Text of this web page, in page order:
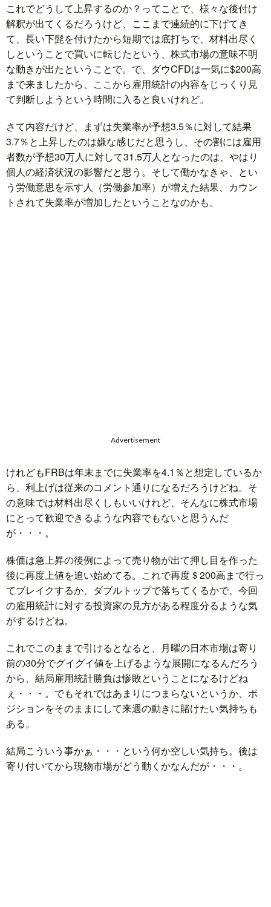
これでどうして上昇するのか？ってことで、様々な後付け
解釈が出てくるだろうけど、ここまで連続的に下げてき
て、長い下髭を付けたから短期では底打ちで、材料出尽く
しということで買いに転じたという、株式市場の意味不明
な動きが出たということで。で、ダウCFDは一気に$200高
まで来ましたから、ここから雇用統計の内容をじっくり見
て判断しようという時間に入ると良いけれど。
さて内容だけど、まずは失業率が予想3.5％に対して結果
3.7％と上昇したのは嫌な感じだと思うし、その割には雇用
者数が予想30万人に対して31.5万人となったのは、やはり
個人の経済状況の影響だと思う。そして働かなきゃ、とい
う労働意思を示す人（労働参加率）が増えた結果、カウン
トされて失業率が増加したということなのかも。
Advertisement
けれどもFRBは年末までに失業率を4.1％と想定しているか
ら、利上げは従来のコメント通りになるだろうけどね。そ
の意味では材料出尽くしもいいけれど、そんなに株式市場
にとって歓迎できるような内容でもないと思うんだ
が・・・。
株価は急上昇の後例によって売り物が出て押し目を作った
後に再度上値を追い始めてる。これで再度＄200高まで行っ
てブレイクするか、ダブルトップで落ちてくるかで、今回
の雇用統計に対する投資家の見方がある程度分るような気
がするけどね。
これでこのままで引けるとなると、月曜の日本市場は寄り
前の30分でグイグイ値を上げるような展開になるんだろう
から、結局雇用統計勝負は惨敗ということになるけどね
ぇ・・・。でもそれではあまりにつまらないというか、ポ
ジションをそのままにして来週の動きに賭けたい気持ちも
ある。
結局こういう事かぁ・・・という何か空しい気持ち。後は
寄り付いてから現物市場がどう動くかなんだが・・・。